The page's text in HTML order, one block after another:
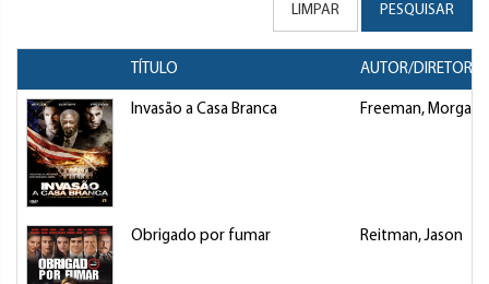
LIMPAR PESQUISAR
TÍTULO AUTOR/DIRETOR
Invasão a Casa Branca Freeman, Morgan
Obrigado por fumar Reitman, Jason